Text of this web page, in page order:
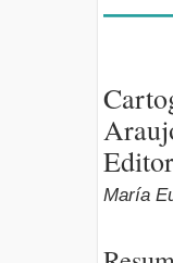
María